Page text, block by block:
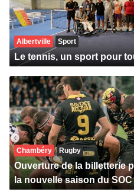
Albertville Sport
Le tennis, un sport pour
Chambéry Rugby
Ouverture de la billetterie
la nouvelle saison du